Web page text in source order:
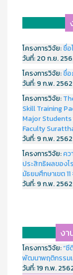
โครงการวิจัย:ชื่อ
วันที่:20 ก.ย.
โครงการวิจัย:ชื่อ
วันที่:9 ก.พ. 2562
โครงการวิจัย:
Skill Training
Major Students
Faculty
วันที่:9 ก.พ. 2562
โครงการวิจัย:คว
ประสิทธิผลของโ
มัธยมศึกษาเขต
วันที่:9 ก.พ. 2562
งา
โครงการวิจัย:“ซี
พัฒนาพฤติกรรม
วันที่:19 ก.พ.